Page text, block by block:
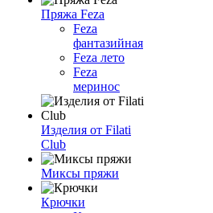
Пряжа Feza
Feza
фантазийная
Feza лето
Feza
меринос
Изделия от Filati
Club
Миксы пряжи
Крючки